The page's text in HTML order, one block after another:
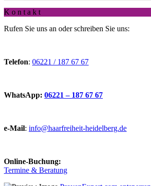
K o n t a k t
Rufen Sie uns an oder schreiben Sie uns:
Telefon: 06221 / 187 67 67
WhatsApp: 06221 – 187 67 67
e-Mail: info@haarfreiheit-heidelberg.de
Online-Buchung:
Termine & Beratung